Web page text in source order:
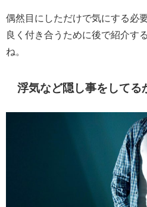
偶然目にしただけで気にする必
良く付き合うために後で紹介す
ね。
浮気など隠し事をしてる